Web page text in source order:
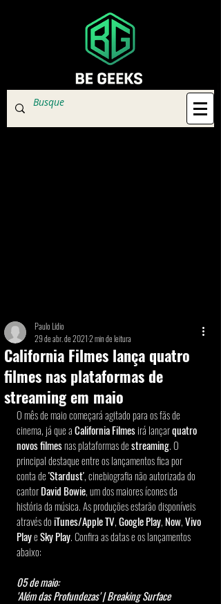
California Filmes lança quatro
filmes nas plataformas de
streaming em maio
Paulo Lídio
29 de abr. de 20212 min de leitura
O mês de maio começará agitado para os fãs de
cinema, já que a California Filmes irá lançar quatro
novos filmes nas plataformas de streaming. O
principal destaque entre os lançamentos fica por
conta de 'Stardust', cinebiografia não autorizada do
cantor David Bowie, um dos maiores ícones da
história da música. As produções estarão disponíveis
através do iTunes/Apple TV, Google Play, Now, Vivo
Play e Sky Play. Confira as datas e os lançamentos
abaixo:
05 de maio:
'Além das Profundezas' | Breaking Surface